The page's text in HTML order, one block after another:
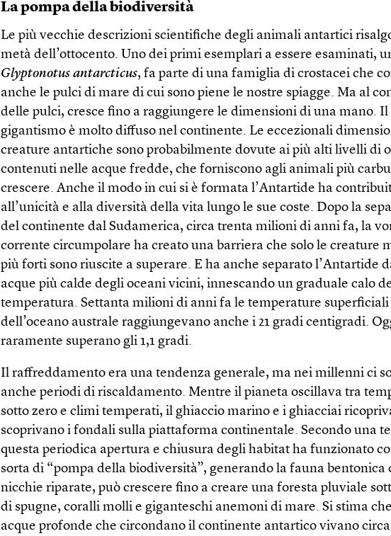
La pompa della biodiversità
Le più vecchie descrizioni scientifiche degli animali antartici
metà dell’ottocento. Uno dei primi esemplari a essere esaminati,
Glyptonotus antarcticus, fa parte di una famiglia di crostacei che
anche le pulci di mare di cui sono piene le nostre spiagge. Ma al
delle pulci, cresce fino a raggiungere le dimensioni di una mano. Il
gigantismo è molto diffuso nel continente. Le eccezionali
creature antartiche sono probabilmente dovute ai più alti livelli di
contenuti nelle acque fredde, che forniscono agli animali più
crescere. Anche il modo in cui si è formata l’Antartide ha
all’unicità e alla diversità della vita lungo le sue coste. Dopo la
del continente dal Sudamerica, circa trenta milioni di anni fa, la
corrente circumpolare ha creato una barriera che solo le creature
più forti sono riuscite a superare. E ha anche separato l’Antartide
acque più calde degli oceani vicini, innescando un graduale calo
temperatura. Settanta milioni di anni fa le temperature superficiali
dell’oceano australe raggiungevano anche i 21 gradi centigradi.
raramente superano gli 1,1 gradi.
Il raffreddamento era una tendenza generale, ma nei millenni ci
anche periodi di riscaldamento. Mentre il pianeta oscillava tra
sotto zero e climi temperati, il ghiaccio marino e i ghiacciai
scoprivano i fondali sulla piattaforma continentale. Secondo una
questa periodica apertura e chiusura degli habitat ha funzionato
sorta di “pompa della biodiversità”, generando la fauna bentonica
nicchie riparate, può crescere fino a creare una foresta pluviale
di spugne, coralli molli e giganteschi anemoni di mare. Si stima
acque profonde che circondano il continente antartico vivano circa